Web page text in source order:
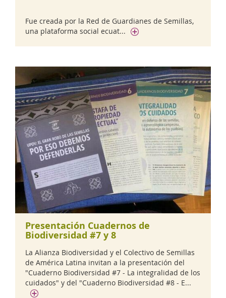
Fue creada por la Red de Guardianes de Semillas,
una plataforma social ecuat...
Presentación Cuadernos de
Biodiversidad #7 y 8
La Alianza Biodiversidad y el Colectivo de Semillas
de América Latina invitan a la presentación del
"Cuaderno Biodiversidad #7 - La integralidad de los
cuidados" y del "Cuaderno Biodiversidad #8 - E...